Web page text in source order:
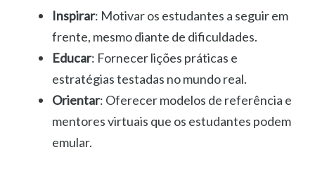
Inspirar: Motivar os estudantes a seguir em
frente, mesmo diante de dificuldades.
Educar: Fornecer lições práticas e
estratégias testadas no mundo real.
Orientar: Oferecer modelos de referência e
mentores virtuais que os estudantes podem
emular.